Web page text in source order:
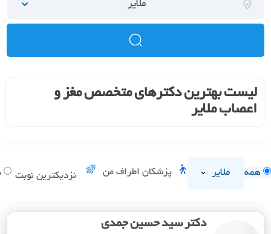
ملایر
لیست بهترین دکترهای متخصص مغز و
اعصاب ملایر
همه ملایر پزشکان اطراف من نزدیکترین نوبت
دکتر سید حسین جمدی